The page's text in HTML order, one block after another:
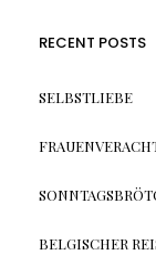
RECENT POSTS
SELBSTLIEBE
BELGISCHER